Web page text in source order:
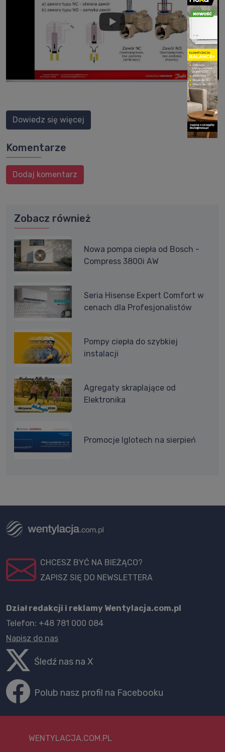
Dowiedz się więcej
Komentarze
Dodaj komentarz
Zobacz również
Nowa pompa ciepła od Bosch -
Compress 3800i AW
Seria Hisense Expert Comfort w
cenach dla Profesjonalistów
Pompy ciepła do szybkiej
instalacji
Agregaty skraplające od
Elektronika
Promocje Iglotech na sierpień
CHCESZ BYĆ NA BIEŻĄCO?
ZAPISZ SIĘ DO NEWSLETTERA
Dział redakcji i reklamy Wentylacja.com.pl
Telefon: +48 781 000 084
Napisz do nas
Śledź nas na X
Polub nasz profil na Facebooku
WENTYLACJA.COM.PL